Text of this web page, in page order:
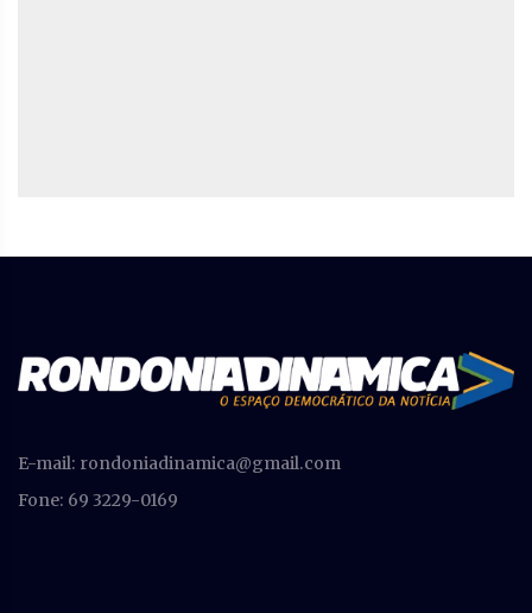
E-mail: rondoniadinamica@gmail.com
Fone: 69 3229-0169